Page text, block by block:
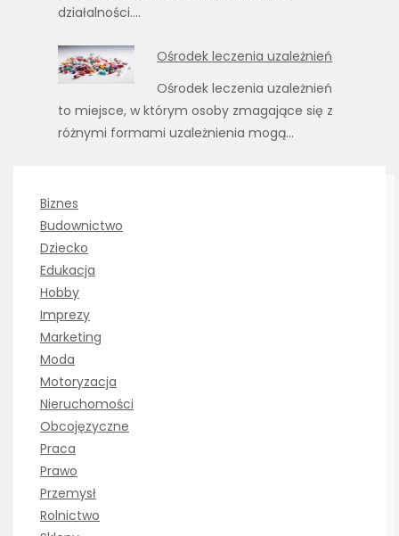
działalności.…
Ośrodek leczenia uzależnień
Ośrodek leczenia uzależnień
to miejsce, w którym osoby zmagające się z
różnymi formami uzależnienia mogą…
Biznes
Budownictwo
Dziecko
Edukacja
Hobby
Imprezy
Marketing
Moda
Motoryzacja
Nieruchomości
Obcojęzyczne
Praca
Prawo
Przemysł
Rolnictwo